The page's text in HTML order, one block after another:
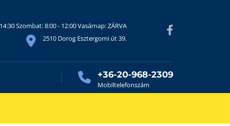
Szombat: 8:00 - 12:00 Vasárnap: ZÁRVA
2510 Dorog Esztergomi út 39.
+36-20-968-2309
Mobiltelefonszám